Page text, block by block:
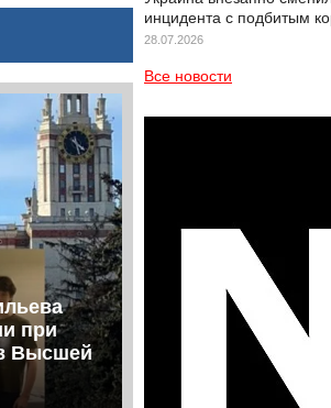
при
Высшей
инцидента с подбитым
28.07.2026
Все новости